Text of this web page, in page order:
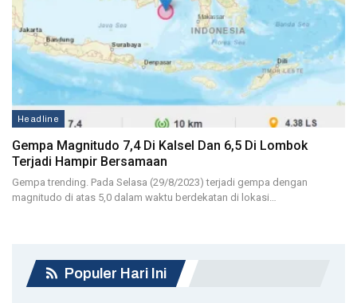
Headline
Gempa Magnitudo 7,4 Di Kalsel Dan 6,5 Di Lombok
Terjadi Hampir Bersamaan
Gempa trending. Pada Selasa (29/8/2023) terjadi gempa dengan
magnitudo di atas 5,0 dalam waktu berdekatan di lokasi…
Populer Hari Ini